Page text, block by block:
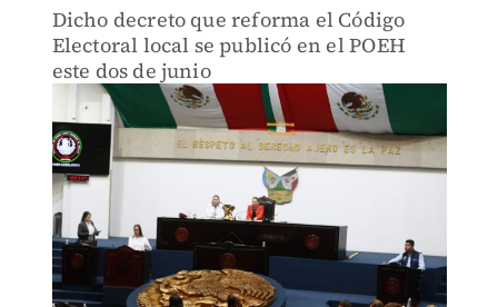
Dicho decreto que reforma el Código
Electoral local se publicó en el POEH
este dos de junio